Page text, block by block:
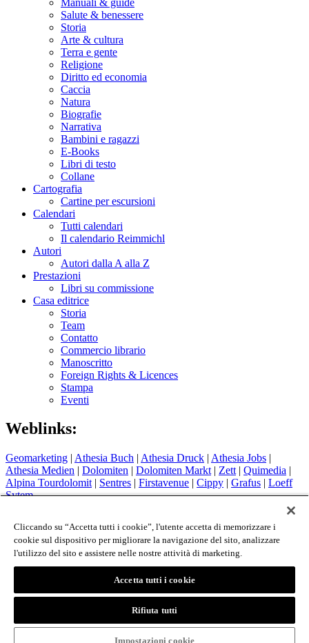
Salute & benessere
Storia
Arte & cultura
Terra e gente
Religione
Diritto ed economia
Caccia
Natura
Biografie
Narrativa
Bambini e ragazzi
E-Books
Libri di testo
Collane
Cartografia
Cartine per escursioni
Calendari
Tutti calendari
Il calendario Reimmichl
Autori
Autori dalla A alla Z
Prestazioni
Libri su commissione
Casa editrice
Storia
Team
Contatto
Commercio librario
Manoscritto
Foreign Rights & Licences
Stampa
Eventi
Weblinks:
Geomarketing | Athesia Buch | Athesia Druck | Athesia Jobs |
Athesia Medien | Dolomiten | Dolomiten Markt | Zett | Quimedia |
Alpina Tourdolomit | Sentres | Firstavenue | Cippy | Grafus | Loeff
Sytem
Colophon
Privacy Policy
Cookie Policy
www.whmedia.it
Cliccando su “Accetta tutti i cookie”, l'utente accetta di memorizzare i
cookie sul dispositivo per migliorare la navigazione del sito, analizzare
l'utilizzo del sito e assistere nelle nostre attività di marketing.
Accetta tutti i cookie
Rifiuta tutti
Impostazioni cookie